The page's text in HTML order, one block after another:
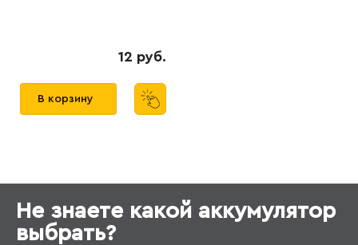
12 руб.
В корзину
Не знаете какой аккумулятор
выбрать?